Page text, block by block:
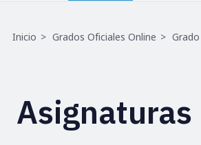
Ruta
Inicio Grados Oficiales Online